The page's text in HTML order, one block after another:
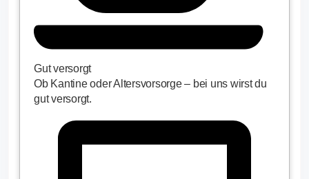
Gut versorgt
Ob Kantine oder Altersvorsorge – bei uns wirst du
gut versorgt.